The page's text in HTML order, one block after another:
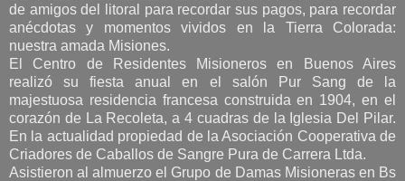
de amigos del litoral para recordar sus pagos, para recordar
anécdotas y momentos vividos en la Tierra Colorada:
nuestra amada Misiones.
El Centro de Residentes Misioneros en Buenos Aires
realizó su fiesta anual en el salón Pur Sang de la
majestuosa residencia francesa construida en 1904, en el
corazón de La Recoleta, a 4 cuadras de la Iglesia Del Pilar.
En la actualidad propiedad de la Asociación Cooperativa de
Criadores de Caballos de Sangre Pura de Carrera Ltda.
Asistieron al almuerzo el Grupo de Damas Misioneras en Bs